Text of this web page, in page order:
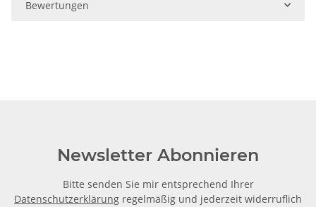
Bewertungen
Newsletter Abonnieren
Bitte senden Sie mir entsprechend Ihrer
Datenschutzerklärung regelmäßig und jederzeit widerruflich